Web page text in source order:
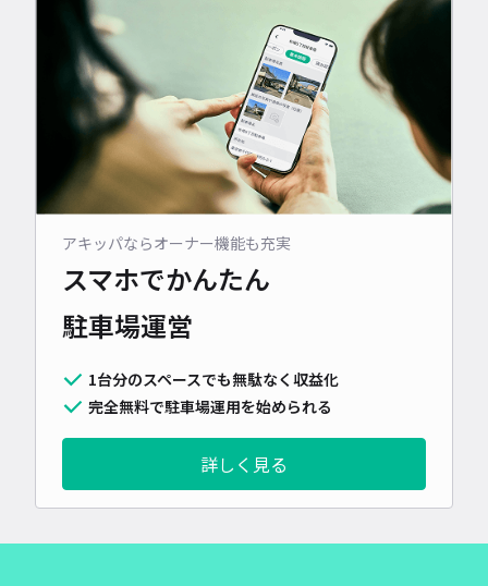
アキッパならオーナー機能も充実
スマホでかんたん
駐車場運営
1台分のスペースでも無駄なく収益化
完全無料で駐車場運用を始められる
詳しく見る